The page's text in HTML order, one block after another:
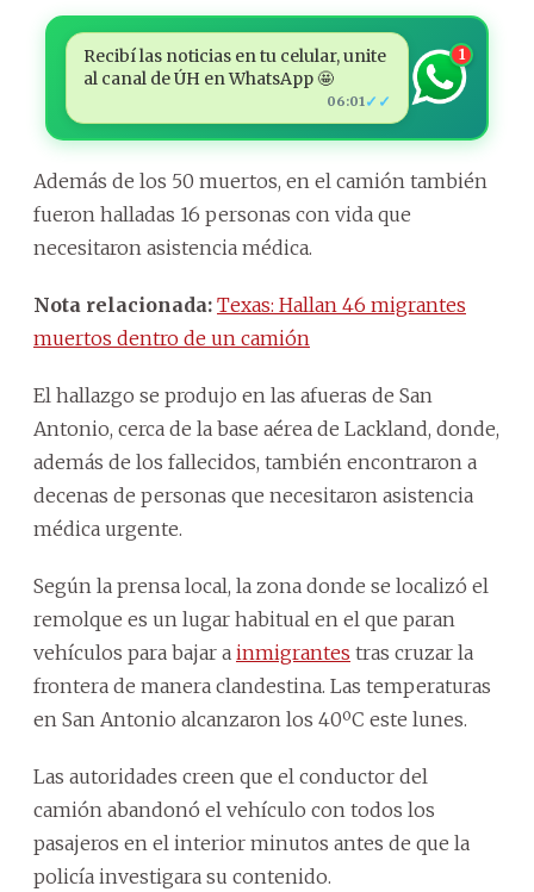
Recibí las noticias en tu celular, unite
al canal de ÚH en WhatsApp 🤩
06:01 ✓✓
1
Además de los 50 muertos, en el camión también
fueron halladas 16 personas con vida que
necesitaron asistencia médica.
Nota relacionada: Texas: Hallan 46 migrantes
muertos dentro de un camión
El hallazgo se produjo en las afueras de San
Antonio, cerca de la base aérea de Lackland, donde,
además de los fallecidos, también encontraron a
decenas de personas que necesitaron asistencia
médica urgente.
Según la prensa local, la zona donde se localizó el
remolque es un lugar habitual en el que paran
vehículos para bajar a inmigrantes tras cruzar la
frontera de manera clandestina. Las temperaturas
en San Antonio alcanzaron los 40ºC este lunes.
Las autoridades creen que el conductor del
camión abandonó el vehículo con todos los
pasajeros en el interior minutos antes de que la
policía investigara su contenido.